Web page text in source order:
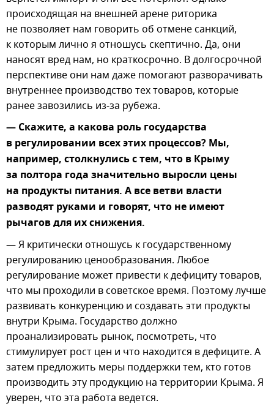
происходящая на внешней арене риторика
не позволяет нам говорить об отмене санкций,
к которым лично я отношусь скептично. Да, они
наносят вред нам, но краткосрочно. В долгосрочной
перспективе они нам даже помогают разворачивать
внутреннее производство тех товаров, которые
ранее завозились из-за рубежа.
— Скажите, а какова роль государства
в регулировании всех этих процессов? Мы,
например, столкнулись с тем, что в Крыму
за полтора года значительно выросли цены
на продукты питания. А все ветви власти
разводят руками и говорят, что не имеют
рычагов для их снижения.
— Я критически отношусь к государственному
регулированию ценообразования. Любое
регулирование может привести к дефициту товаров,
что мы проходили в советское время. Поэтому лучше
развивать конкуренцию и создавать эти продукты
внутри Крыма. Государство должно
проанализировать рынок, посмотреть, что
стимулирует рост цен и что находится в дефиците. А
затем предложить меры поддержки тем, кто готов
производить эту продукцию на территории Крыма. Я
уверен, что эта работа ведется.